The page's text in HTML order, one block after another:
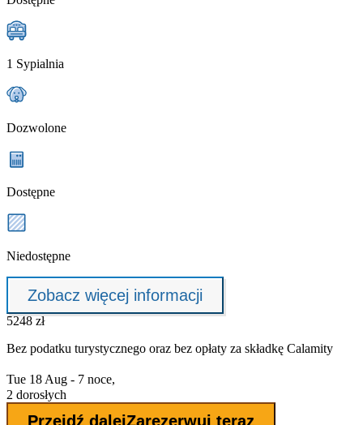
1 Sypialnia
Dozwolone
Dostępne
Niedostępne
Zobacz więcej informacji
5248 zł
Bez podatku turystycznego oraz bez opłaty za składkę Calamity
Tue 18 Aug - 7 noce,
2 dorosłych
Przejdź dalejZarezerwuj teraz